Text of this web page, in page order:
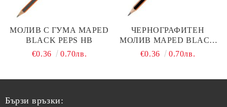
МОЛИВ С ГУМА MAPED
BLACK PEPS НВ
€0.36
0.70лв.
ЧЕРНОГРАФИТЕН
МОЛИВ MAPED BLACK
PEPS 2B
€0.36 0.70лв.
Бързи връзки: